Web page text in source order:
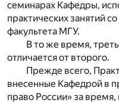
семинарах Кафедры,
практических занятий
факультета МГУ.
В то же время,
отличается от второго.
Прежде всего,
внесенные Кафедрой в
право России» за